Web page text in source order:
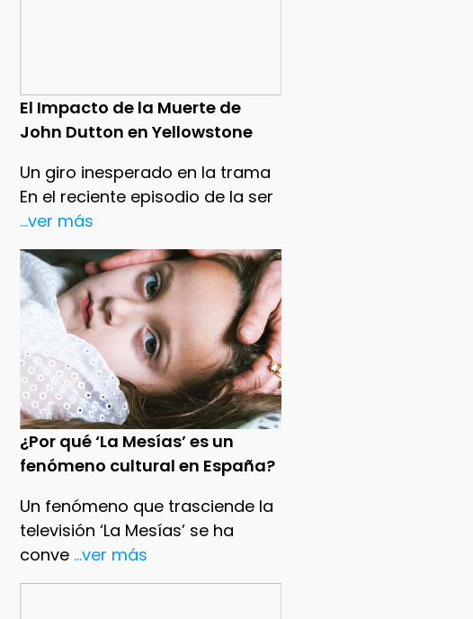
El Impacto de la Muerte de
John Dutton en Yellowstone
Un giro inesperado en la trama
En el reciente episodio de la ser
...ver más
¿Por qué ‘La Mesías’ es un
fenómeno cultural en España?
Un fenómeno que trasciende la
televisión ‘La Mesías’ se ha
conve ...ver más